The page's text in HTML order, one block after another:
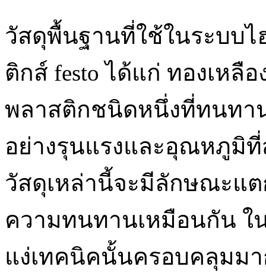
วัสดุพื้นฐานที่ใช้ในระบบไ
ติกส์ festo ได้แก่ ทองเหลื
พลาสติกชนิดหนึ่งที่ทนทา
อย่างรุนแรงและอุณหภูมิ
วัสดุเหล่านี้จะมีลักษณะแ
ความทนทานเหมือนกัน ใ
แง่เทคนิคนั้นครอบคลุมม